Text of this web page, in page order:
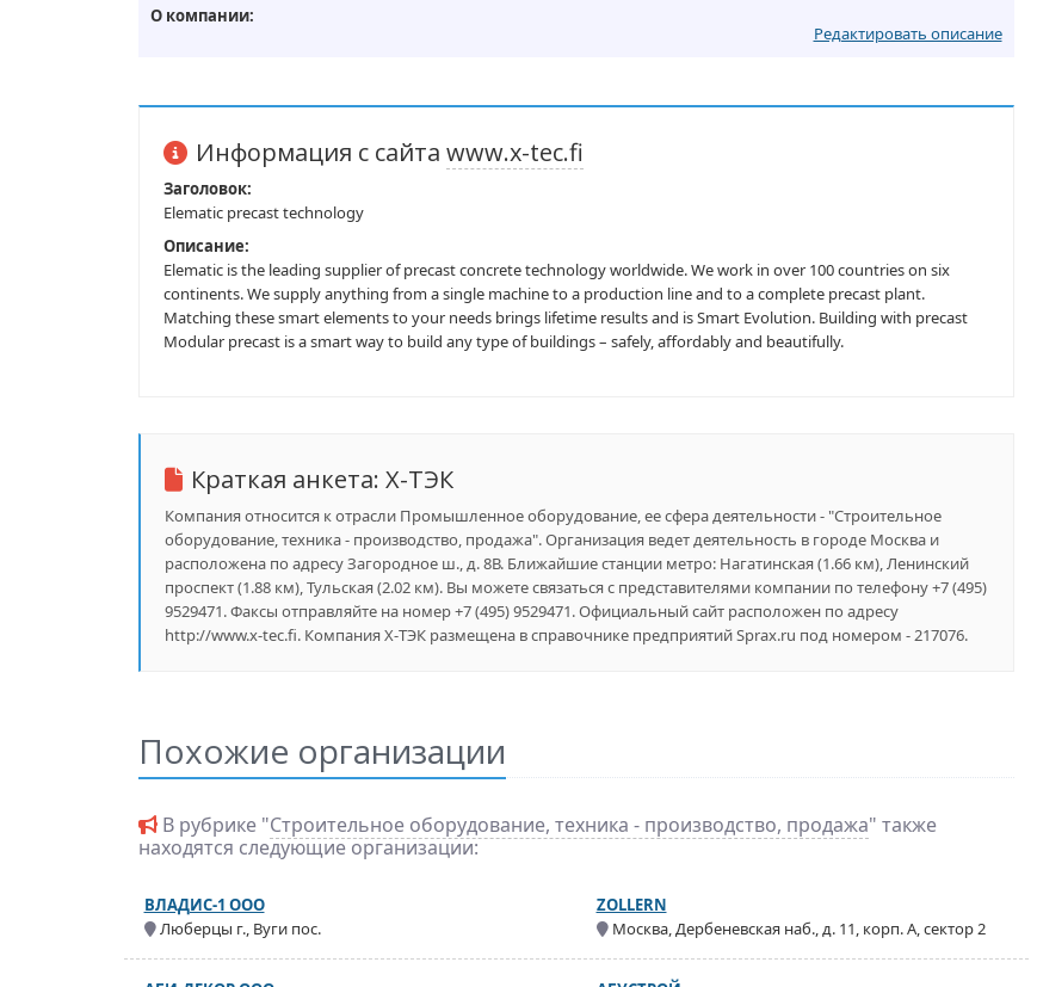
О компании:
Редактировать описание
Информация с сайта www.x-tec.fi
Заголовок:
Elematic precast technology
Описание:
Elematic is the leading supplier of precast concrete technology worldwide. We work in over 100 countries on six
continents. We supply anything from a single machine to a production line and to a complete precast plant.
Matching these smart elements to your needs brings lifetime results and is Smart Evolution. Building with precast
Modular precast is a smart way to build any type of buildings – safely, affordably and beautifully.
Краткая анкета: X-ТЭК
Компания относится к отрасли Промышленное оборудование, ее сфера деятельности - "Строительное
оборудование, техника - производство, продажа". Организация ведет деятельность в городе Москва и
расположена по адресу Загородное ш., д. 8В. Ближайшие станции метро: Нагатинская (1.66 км), Ленинский
проспект (1.88 км), Тульская (2.02 км). Вы можете связаться с представителями компании по телефону +7 (495)
9529471. Факсы отправляйте на номер +7 (495) 9529471. Официальный сайт расположен по адресу
http://www.x-tec.fi. Компания X-ТЭК размещена в справочнике предприятий Sprax.ru под номером - 217076.
Похожие организации
В рубрике "Строительное оборудование, техника - производство, продажа" также
находятся следующие организации:
ВЛАДИС-1 ООО
Люберцы г., Вуги пос.
ZOLLERN
Москва, Дербеневская наб., д. 11, корп. А, сектор 2